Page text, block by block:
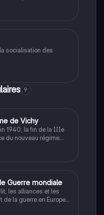
modèles
les concepts clés
et sciences
socialisation des
9
de Vichy
1940, la fin de la IIIe
du nouveau régime
Guerre mondiale
les alliances et les
la guerre en Europe